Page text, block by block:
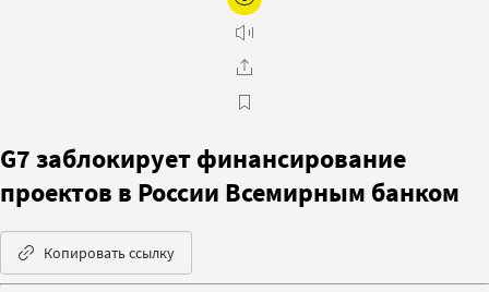
G7 заблокирует финансирование
проектов в России Всемирным банком
Копировать ссылку